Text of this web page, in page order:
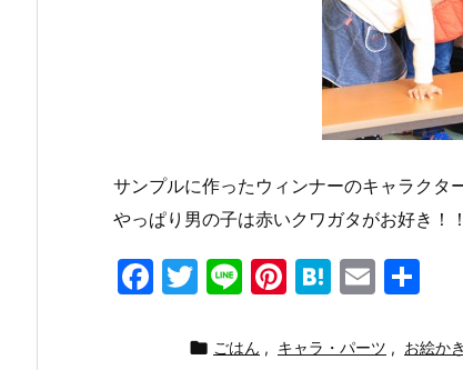
サンプルに作ったウィンナーのキャラク
やっぱり男の子は赤いクワガタがお好き！！
F
T
itt
Li
e
Pi
er
H
e
E
ai
 ごはん , キャラ・パーツ , お絵か